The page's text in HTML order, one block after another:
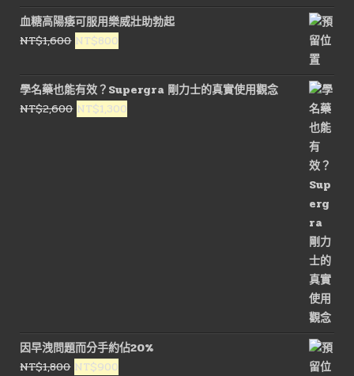
價
格：
NT$1,800。
價
格：
NT$900。
血糖高陽痿可服用樂威壯助勃起
NT$1,600 原
價
格：
NT$1,600。
NT$800
價
格：
NT$800。
學名藥也能有效？Supergra 剛力士的真實使用觀念
NT$2,600 原
NT$1,300
因早洩問題而分手約佔20%
NT$1,800 原
NT$900